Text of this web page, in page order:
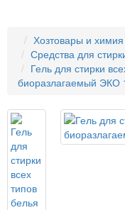
Хозтовары и химия
Средства для
Гель для стирки
биоразлагаемый ЭКО